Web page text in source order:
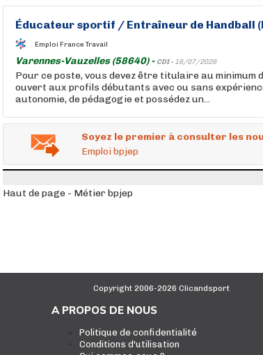
Éducateur sportif / Entraîneur de Handball
Emploi France Travail
Varennes-Vauzelles (58640) - CDI - 16/07/2026
Pour ce poste, vous devez être titulaire au minimum
ouvert aux profils débutants avec ou sans
autonomie, de pédagogie et possédez un...
Soyez le premier à consulter les
Emploi bpjep
Haut de page - Métier bpjep
Copyright 2006-2026 Clicandsport
A PROPOS DE NOUS
Politique de confidentialité
Conditions d'utilisation